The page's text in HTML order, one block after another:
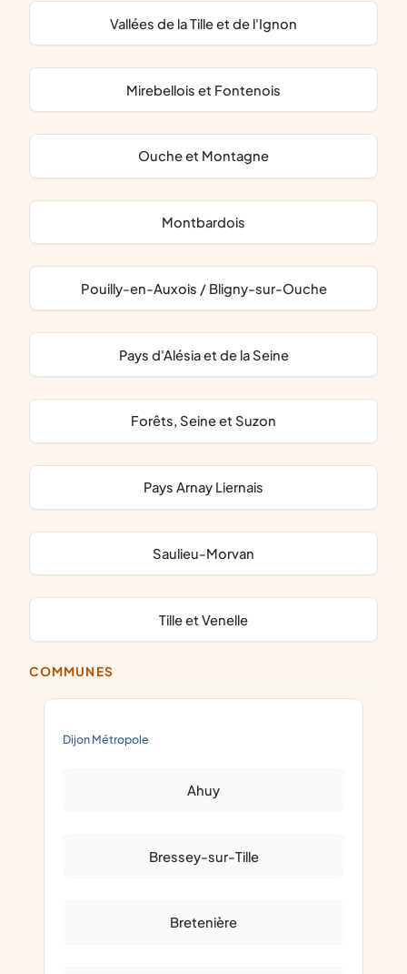
Vallées de la Tille et de l'Ignon
Mirebellois et Fontenois
Ouche et Montagne
Montbardois
Pouilly-en-Auxois / Bligny-sur-Ouche
Pays d'Alésia et de la Seine
Forêts, Seine et Suzon
Pays Arnay Liernais
Saulieu-Morvan
Tille et Venelle
COMMUNES
Dijon Métropole
Ahuy
Bressey-sur-Tille
Bretenière